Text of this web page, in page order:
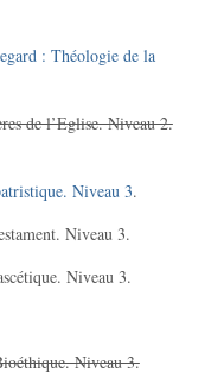
: Théologie de la
de l’Eglise. Niveau 2.
Niveau 3.
Niveau 3.
Niveau 3.
Niveau 3.